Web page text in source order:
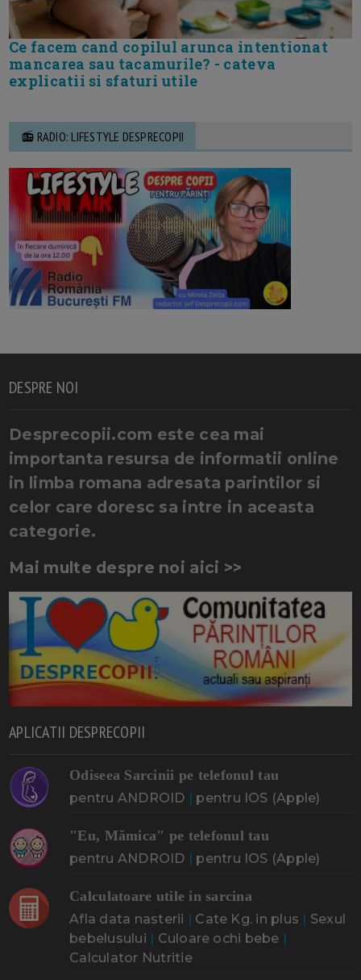
Ce facem cand copilul arunca intentionat
mancarea sau tacamurile? - cateva
explicatii si sfaturi utile
📻 RADIO: LIFESTYLE DESPRECOPII
DESPRE NOI
Desprecopii.com este cea mai
importanta resursa de informatii online
in limba romana adresata parintilor si
celor care doresc sa intre in aceasta
categorie.
Mai multe despre noi aici >>
APLICATII DESPRECOPII
Odiseea Sarcinii pe telefonul tau
pentru ANDROID | pentru IOS (Apple)
"Eu, Mămica" pe telefonul tau
pentru ANDROID | pentru IOS (Apple)
Calculatoare utile in sarcina
Afla data nasterii | Cate Kg. in plus | Sexul
bebelusului | Culoare ochi bebe |
Calculator Nutritie